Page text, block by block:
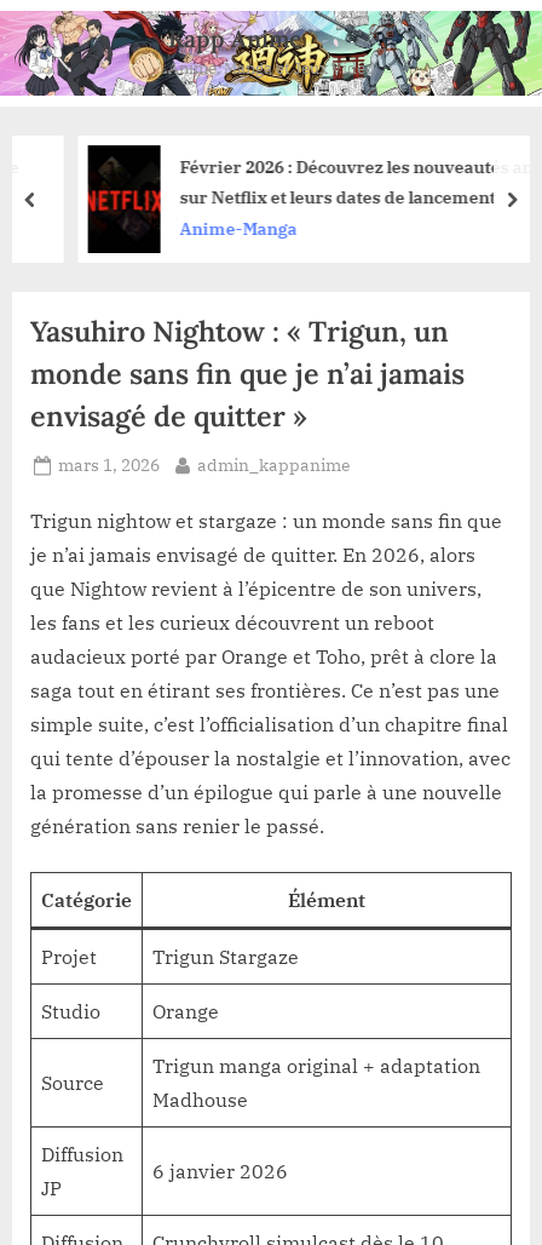
Skip
to
content
Kapp Anime
Anime, Manga et Jeux Vidéo
Février 2026 : Découvrez les nouveautés anime
sur Netflix et leurs dates de lancement
Anime-Manga
prev
Yasuhiro Nightow : « Trigun, un
monde sans fin que je n’ai jamais
envisagé de quitter »
Posted
mars 1, 2026 By
admin_kappanime
Trigun nightow et stargaze : un monde sans fin que
je n’ai jamais envisagé de quitter. En 2026, alors
que Nightow revient à l’épicentre de son univers,
les fans et les curieux découvrent un reboot
audacieux porté par Orange et Toho, prêt à clore la
saga tout en étirant ses frontières. Ce n’est pas une
simple suite, c’est l’officialisation d’un chapitre final
qui tente d’épouser la nostalgie et l’innovation, avec
la promesse d’un épilogue qui parle à une nouvelle
génération sans renier le passé.
Catégorie Élément
Projet Trigun Stargaze
Studio Orange
Source
Trigun manga original + adaptation
Madhouse
Diffusion
JP
6 janvier 2026